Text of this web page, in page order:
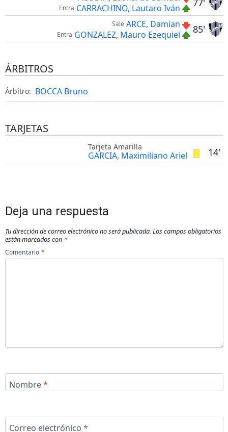
77'
Entra CARRACHINO, Lautaro Iván
85'
Sale ARCE, Damian
Entra GONZALEZ, Mauro Ezequiel
ÁRBITROS
Árbitro: BOCCA Bruno
TARJETAS
14'
Tarjeta Amarilla
GARCIA, Maximiliano Ariel
Deja una respuesta
Tu dirección de correo electrónico no será publicada. Los campos obligatorios
están marcados con *
Comentario *
Nombre*
Correo electrónico *